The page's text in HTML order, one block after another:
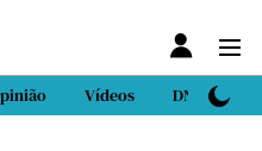
Vídeos DN Sport